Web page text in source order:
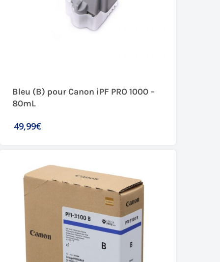
Bleu (B) pour Canon iPF PRO 1000 –
80mL
49,99€